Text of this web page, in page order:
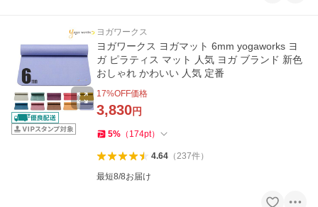
ヨガワークス
ヨガワークス ヨガマット 6mm yogaworks ヨ
ガ ピラティス マット 人気 ヨガ ブランド 新色
おしゃれ かわいい 人気 定番
17%OFF価格
3,830円
5% （ 174pt）
4.64（237件）
最短8/8お届け